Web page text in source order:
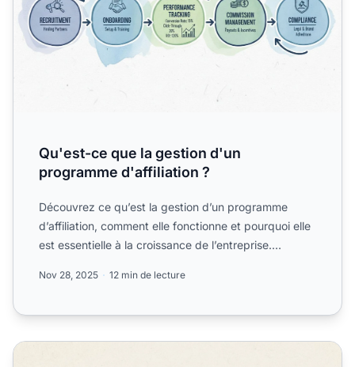
Qu'est-ce que la gestion d'un
programme d'affiliation ?
Découvrez ce qu’est la gestion d’un programme
d’affiliation, comment elle fonctionne et pourquoi elle
est essentielle à la croissance de l’entreprise.
Nov 28, 2025 12 min de lecture
Quels sont les avantages d’un programme d’affiliationxa0?